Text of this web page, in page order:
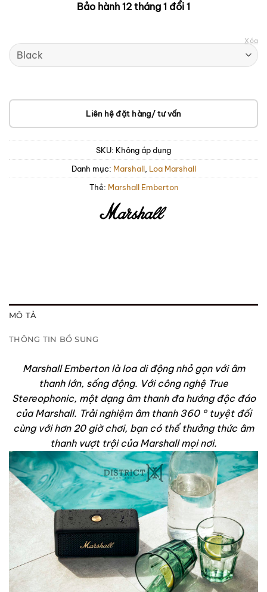
Bảo hành 12 tháng 1 đổi 1
Xóa
Liên hệ đặt hàng/ tư vấn
SKU: Không áp dụng
Danh mục: Marshall, Loa Marshall
Thẻ: Marshall Emberton
MÔ TẢ
THÔNG TIN BỔ SUNG
Marshall Emberton là loa di động nhỏ gọn với âm
thanh lớn, sống động. Với công nghệ True
Stereophonic, một dạng âm thanh đa hướng độc đáo
của Marshall. Trải nghiệm âm thanh 360 ° tuyệt đối
cùng với hơn 20 giờ chơi, bạn có thể thưởng thức âm
thanh vượt trội của Marshall mọi nơi.